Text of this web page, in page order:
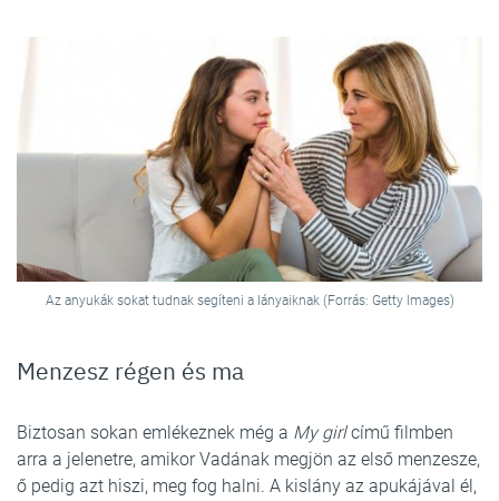
Az anyukák sokat tudnak segíteni a lányaiknak (Forrás: Getty Images)
Menzesz régen és ma
Biztosan sokan emlékeznek még a My girlcímű filmben
arra a jelenetre, amikor Vadának megjön az első menzesze,
ő pedig azt hiszi, meg fog halni. A kislány az apukájával él,